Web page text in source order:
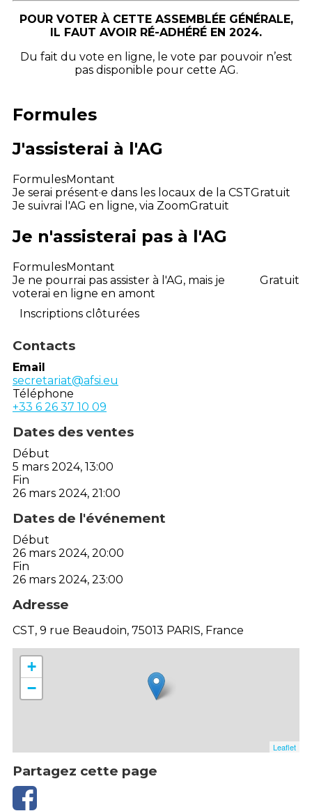
POUR VOTER À CETTE ASSEMBLÉE GÉNÉRALE,
IL FAUT AVOIR RÉ-ADHÉRÉ EN 2024.
Du fait du vote en ligne, le vote par pouvoir n’est
pas disponible pour cette AG.
Formules
J'assisterai à l'AG
FormulesMontant
Je serai présent·e dans les locaux de la CSTGratuit
Je suivrai l'AG en ligne, via ZoomGratuit
Je n'assisterai pas à l'AG
FormulesMontant
Je ne pourrai pas assister à l'AG, mais je
voterai en ligne en amont
Gratuit
Inscriptions clôturées
Contacts
Email
secretariat@afsi.eu
Téléphone
+33 6 26 37 10 09
Dates des ventes
Début
5 mars 2024, 13:00
Fin
26 mars 2024, 21:00
Dates de l'événement
Début
26 mars 2024, 20:00
Fin
26 mars 2024, 23:00
Adresse
CST, 9 rue Beaudoin, 75013 PARIS, France
+
−
Leaflet
Partagez cette page